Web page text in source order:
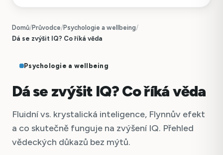
Domů/Průvodce/Psychologie a wellbeing/
Dá se zvýšit IQ? Co říká věda
Psychologie a wellbeing
Dá se zvýšit IQ? Co říká věda
Fluidní vs. krystalická inteligence, Flynnův efekt
a co skutečně funguje na zvýšení IQ. Přehled
vědeckých důkazů bez mýtů.